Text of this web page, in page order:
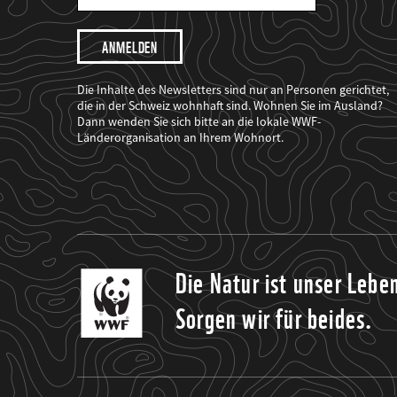
Mail
Adresse
Ich
möchte,
dass
der
WWF
mich
über
seine
Projekte
informiert.
Die Inhalte des Newsletters sind nur an Personen gerichtet,
die in der Schweiz wohnhaft sind. Wohnen Sie im Ausland?
Dann wenden Sie sich bitte an die lokale WWF-
Länderorganisation an Ihrem Wohnort.
Die Natur ist unser
Sorgen wir für beides.